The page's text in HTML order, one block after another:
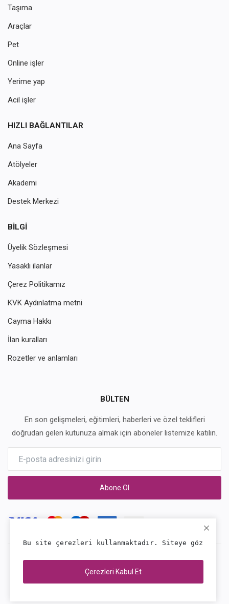
Taşıma
Araçlar
Pet
Online işler
Yerime yap
Acil işler
HIZLI BAĞLANTILAR
Ana Sayfa
Atölyeler
Akademi
Destek Merkezi
BILGI
Üyelik Sözleşmesi
Yasaklı ilanlar
Çerez Politikamız
KVK Aydınlatma metni
Cayma Hakkı
İlan kuralları
Rozetler ve anlamları
BÜLTEN
En son gelişmeleri, eğitimleri, haberleri ve özel teklifleri
doğrudan gelen kutunuza almak için aboneler listemize katılın.
Abone Ol
Bu site çerezleri kullanmaktadır. Siteye göz
Çerezleri Kabul Et